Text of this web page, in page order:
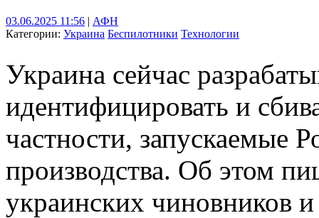
03.06.2025 11:56 | АФН
Категории: Украина Беспилотники Технологии
Украина сейчас
идентифицировать и
частности, запускаемые
производства. Об этом
украинских чиновников